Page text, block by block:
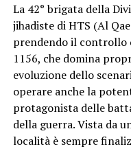
La 42° brigata della
jihadiste di HTS (Al
prendendo il controllo
1156, che domina
evoluzione dello
operare anche la
protagonista delle
della guerra. Vista da
località è sempre